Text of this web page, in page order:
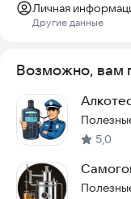
Личная
Другие данные
Возможно, вам
5,0